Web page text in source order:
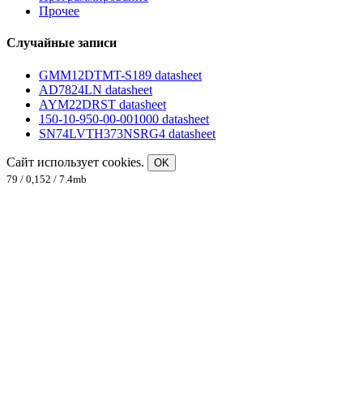
Прочее
Случайные записи
GMM12DTMT-S189 datasheet
AD7824LN datasheet
AYM22DRST datasheet
150-10-950-00-001000 datasheet
SN74LVTH373NSRG4 datasheet
Сайт использует cookies.
OK
79 / 0,152 / 7.4mb